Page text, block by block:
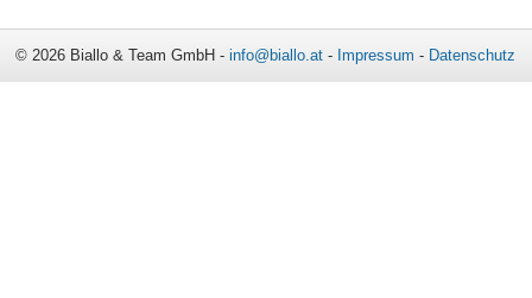
© 2026 Biallo & Team GmbH -info@biallo.at - Impressum - Datenschutz